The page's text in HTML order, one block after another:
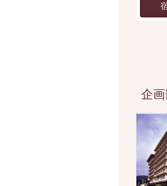
企